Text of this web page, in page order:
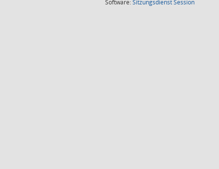
Software:SitzungsdienstSession(Wird in